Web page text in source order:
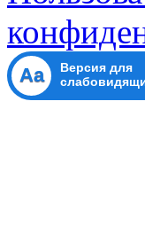
Aa
Версия для